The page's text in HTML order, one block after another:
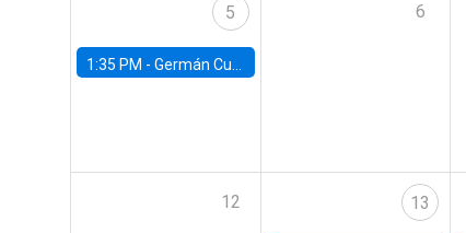
5
1:35 PM - Germán Cubas, University of Houston
6
12 13